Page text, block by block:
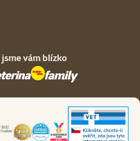
jsme vám blízko